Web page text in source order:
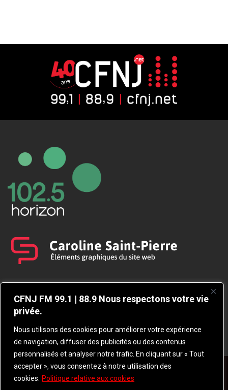
CFNJ FM 99.1 | 88.9 Nous respectons votre vie
privée.
Nous utilisons des cookies pour améliorer votre expérience
de navigation, diffuser des publicités ou des contenus
personnalisés et analyser notre trafic. En cliquant sur « Tout
accepter », vous consentez à notre utilisation des
cookies.
Politique relative aux cookies
© 2026 TOUS DROITS RÉSERVÉS CFNJ 99,1